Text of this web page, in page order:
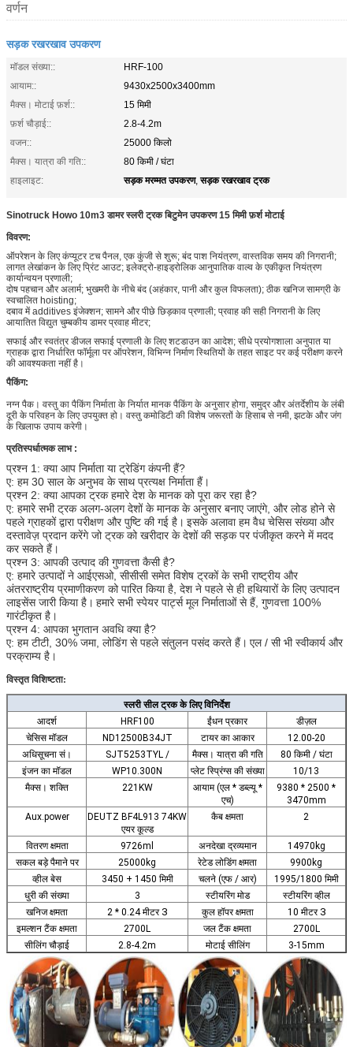
वर्णन
सड़क रखरखाव उपकरण
मॉडल संख्या::
HRF-100
आयाम::
9430x2500x3400mm
मैक्स। मोटाई फ़र्श::
15 मिमी
फ़र्श चौड़ाई::
2.8-4.2m
वजन::
25000 किलो
मैक्स। यात्रा की गति::
80 किमी / घंटा
हाइलाइट:
सड़क मरम्मत उपकरण,सड़क रखरखाव ट्रक
Sinotruck Howo 10m3 डामर स्लरी ट्रक बिटुमेन उपकरण 15 मिमी फ़र्श मोटाई
विवरण:
ऑपरेशन के लिए कंप्यूटर टच पैनल, एक कुंजी से शुरू; बंद पाश नियंत्रण, वास्तविक समय की निगरानी;
लागत लेखांकन के लिए प्रिंट आउट; इलेक्ट्रो-हाइड्रोलिक आनुपातिक वाल्व के एकीकृत नियंत्रण
कार्यान्वयन प्रणाली;
दोष पहचान और अलार्म; भुखमरी के नीचे बंद (अहंकार, पानी और कुल विफलता); ठीक खनिज सामग्री के
स्वचालित hoisting;
दबाव में additives इंजेक्शन; सामने और पीछे छिड़काव प्रणाली; प्रवाह की सही निगरानी के लिए
आयातित विद्युत चुम्बकीय डामर प्रवाह मीटर;
सफाई और स्वतंत्र डीजल सफाई प्रणाली के लिए शटडाउन का आदेश; सीधे प्रयोगशाला अनुपात या
ग्राहक द्वारा निर्धारित फॉर्मूला पर ऑपरेशन, विभिन्न निर्माण स्थितियों के तहत साइट पर कई परीक्षण करने
की आवश्यकता नहीं है।
पैकिंग:
नग्न पैक। वस्तु का पैकिंग निर्माता के निर्यात मानक पैकिंग के अनुसार होगा, समुद्र और अंतर्देशीय के लंबी
दूरी के परिवहन के लिए उपयुक्त हो। वस्तु कमोडिटी की विशेष जरूरतों के हिसाब से नमी, झटके और जंग
के खिलाफ उपाय करेगी।
प्रतिस्पर्धात्मक लाभ :
प्रश्न 1: क्या आप निर्माता या ट्रेडिंग कंपनी हैं?
ए: हम 30 साल के अनुभव के साथ प्रत्यक्ष निर्माता हैं।
प्रश्न 2: क्या आपका ट्रक हमारे देश के मानक को पूरा कर रहा है?
ए: हमारे सभी ट्रक अलग-अलग देशों के मानक के अनुसार बनाए जाएंगे, और लोड होने से
पहले ग्राहकों द्वारा परीक्षण और पुष्टि की गई है। इसके अलावा हम वैध चेसिस संख्या और
दस्तावेज़ प्रदान करेंगे जो ट्रक को खरीदार के देशों की सड़क पर पंजीकृत करने में मदद
कर सकते हैं।
प्रश्न 3: आपकी उत्पाद की गुणवत्ता कैसी है?
ए: हमारे उत्पादों ने आईएसओ, सीसीसी समेत विशेष ट्रकों के सभी राष्ट्रीय और
अंतरराष्ट्रीय प्रमाणीकरण को पारित किया है, देश ने पहले से ही हथियारों के लिए उत्पादन
लाइसेंस जारी किया है। हमारे सभी स्पेयर पार्ट्स मूल निर्माताओं से हैं, गुणवत्ता 100%
गारंटीकृत है।
प्रश्न 4: आपका भुगतान अवधि क्या है?
ए: हम टीटी, 30% जमा, लोडिंग से पहले संतुलन पसंद करते हैं। एल / सी भी स्वीकार्य और
परक्राम्य है।
विस्तृत विशिष्टता:
स्लरी सील ट्रक के लिए विनिर्देश
आदर्श
HRF100 ईंधन प्रकार
डीज़ल
चेसिस मॉडल
ND12500B34JT टायर का आकार
12.00-20
अधिसूचना सं।
SJT5253TYL / मैक्स। यात्रा की गति
80 किमी / घंटा
इंजन का मॉडल
WP10.300N प्लेट स्प्रिंग्स की संख्या
10/13
मैक्स। शक्ति
221KW
आयाम (एल * डब्ल्यू *
एच)
9380 * 2500 *
3470mm
Aux.power
DEUTZ BF4L913 74KW
एयर कूल्ड
कैब क्षमता 2
वितरण क्षमता 9726ml अनदेखा द्रव्यमान
14970kg
सकल बड़े पैमाने पर
25000kg रेटेड लोडिंग क्षमता
9900kg
व्हील बेस
3450 + 1450 मिमी चलने (एफ / आर)
1995/1800 मिमी
धुरी की संख्या
3 स्टीयरिंग मोड
स्टीयरिंग व्हील
खनिज क्षमता
2 * 0.24 मीटर 3 कुल हॉपर क्षमता 10 मीटर 3
इमल्शन टैंक क्षमता 2700L जल टैंक क्षमता
2700L
सीलिंग चौड़ाई
2.8-4.2m मोटाई सीलिंग 3-15mm